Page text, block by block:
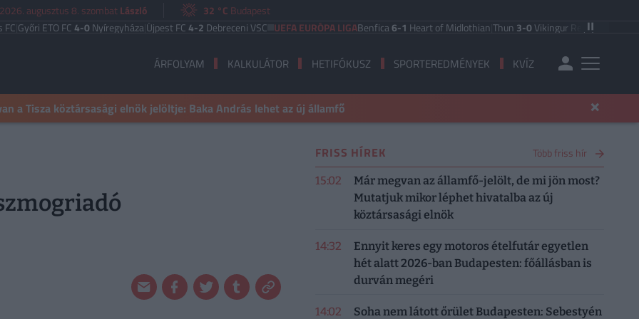
2026. augusztus 8. szombatLászló 32 °C Budapest
ETO FC4-0Nyíregyháza|Újpest FC4-2Debreceni VSC UEFA EURÓPA LIGABenfica6-1Heart of Midlothian|Thun3-0Vikingur Reykjavik PAOK Saloniki
ÁRFOLYAM KALKULÁTOR HETIFÓKUSZ SPORTEREDMÉNYEK KVÍZ
a Tisza köztársasági elnök jelöltje: Baka András lehet az új államfő ×
FRISS HÍREK Több friss hír
15:02
Már megvan az államfő-jelölt, de mi jön most?
Mutatjuk mikor léphet hivatalba az új
köztársasági elnök
14:32
Ennyit keres egy motoros ételfutár egyetlen
hét alatt 2026-ban Budapesten: főállásban is
durván megéri
14:02
Soha nem látott őrület Budapesten: Sebestyén